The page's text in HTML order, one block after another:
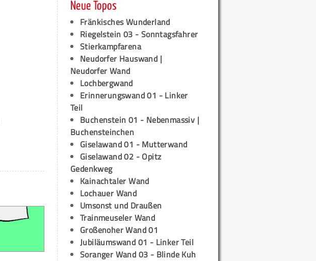
Neue Topos
Fränkisches Wunderland
Riegelstein 03 - Sonntagsfahrer
Stierkampfarena
Neudorfer Hauswand |
Neudorfer Wand
Lochbergwand
Erinnerungswand 01 - Linker
Teil
Buchenstein 01 - Nebenmassiv |
Buchensteinchen
Giselawand 01 - Mutterwand
Giselawand 02 - Opitz
Gedenkweg
Kainachtaler Wand
Lochauer Wand
Umsonst und Draußen
Trainmeuseler Wand
Großenoher Wand 01
Jubiläumswand 01 - Linker Teil
Soranger Wand 03 - Blinde Kuh